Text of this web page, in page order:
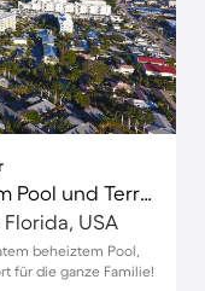
Ferienhaus mit Garten, privatem Pool und Terrasse
USA
beheiztem Pool,
für die ganze Familie!